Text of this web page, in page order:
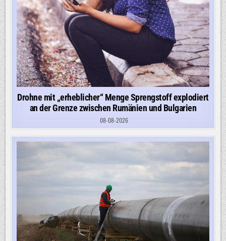
Drohne mit „erheblicher“ Menge Sprengstoff explodiert
an der Grenze zwischen Rumänien und Bulgarien
08-08-2026